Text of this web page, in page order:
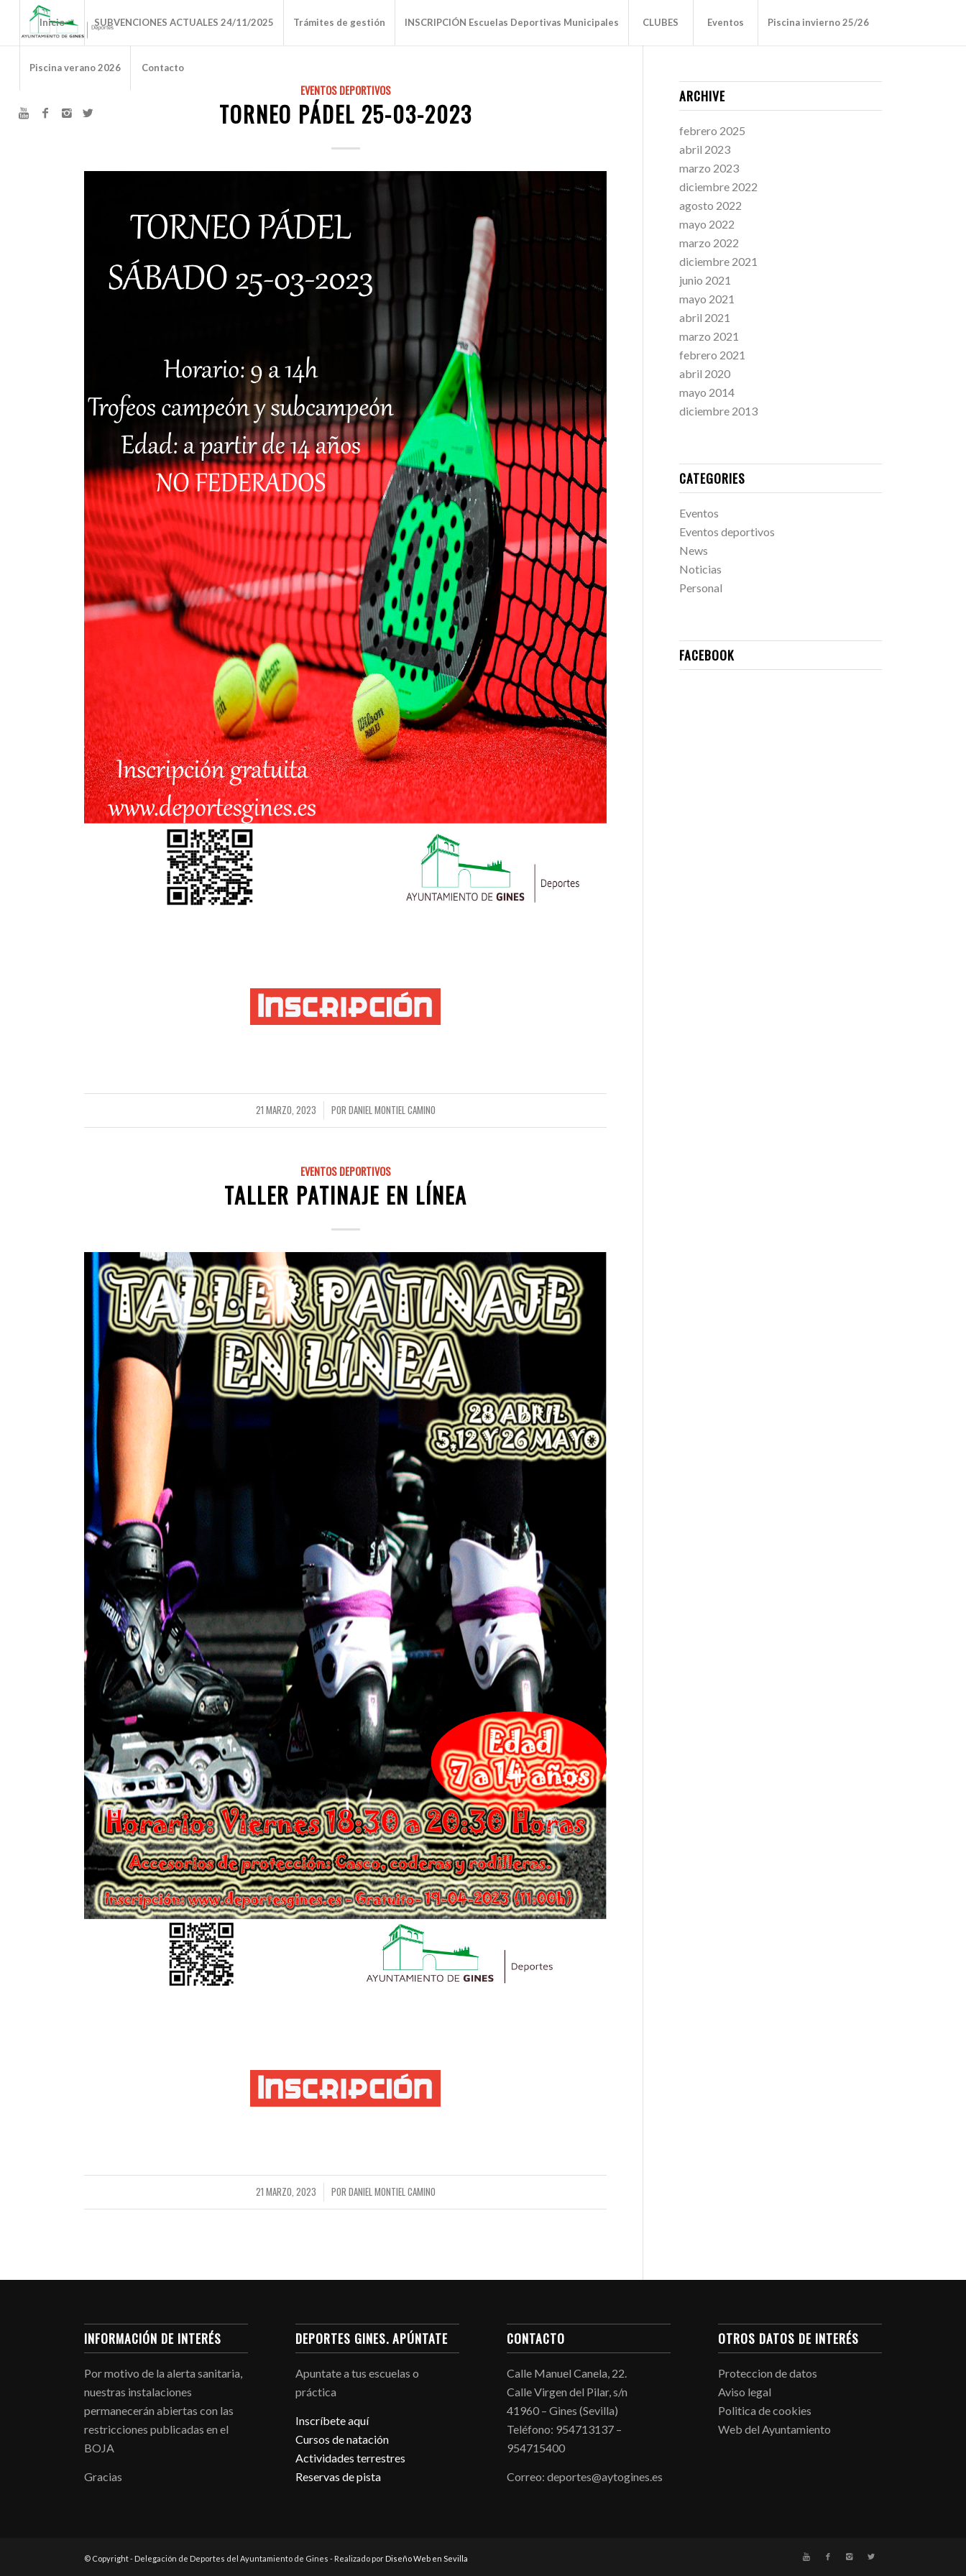
Inicio SUBVENCIONES ACTUALES 24/11/2025 Trámites de gestión INSCRIPCIÓN Escuelas Deportivas Municipales CLUBES Eventos Piscina invierno 25/26
Piscina verano 2026 Contacto
EVENTOS DEPORTIVOS
TORNEO PÁDEL 25-03-2023
21 MARZO, 2023
/ POR DANIEL MONTIEL CAMINO
EVENTOS DEPORTIVOS
TALLER PATINAJE EN LÍNEA
21 MARZO, 2023
/ POR DANIEL MONTIEL CAMINO
ARCHIVE
febrero 2025
abril 2023
marzo 2023
diciembre 2022
agosto 2022
mayo 2022
marzo 2022
diciembre 2021
junio 2021
mayo 2021
abril 2021
marzo 2021
febrero 2021
abril 2020
mayo 2014
diciembre 2013
CATEGORIES
Eventos
Eventos deportivos
News
Noticias
Personal
FACEBOOK
INFORMACIÓN DE INTERÉS
Por motivo de la alerta sanitaria,
nuestras instalaciones
permanecerán abiertas con las
restricciones publicadas en el
BOJA
Gracias
DEPORTES GINES. APÚNTATE
Apuntate a tus escuelas o
práctica
Inscríbete aquí
Cursos de natación
Actividades terrestres
Reservas de pista
CONTACTO
Calle Manuel Canela, 22.
Calle Virgen del Pilar, s/n
41960 – Gines (Sevilla)
Teléfono: 954713137 –
954715400
Correo: deportes@aytogines.es
OTROS DATOS DE INTERÉS
Proteccion de datos
Aviso legal
Politica de cookies
Web del Ayuntamiento
© Copyright - Delegación de Deportes del Ayuntamiento de Gines - Realizado por Diseño Web en Sevilla